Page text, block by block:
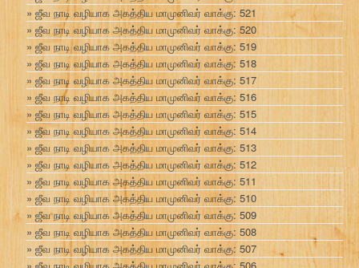
ஜீவ நாடி வழியாக அகத்திய மாமுனிவர் வாக்கு: 521
ஜீவ நாடி வழியாக அகத்திய மாமுனிவர் வாக்கு: 520
ஜீவ நாடி வழியாக அகத்திய மாமுனிவர் வாக்கு: 519
ஜீவ நாடி வழியாக அகத்திய மாமுனிவர் வாக்கு: 518
ஜீவ நாடி வழியாக அகத்திய மாமுனிவர் வாக்கு: 517
ஜீவ நாடி வழியாக அகத்திய மாமுனிவர் வாக்கு: 516
ஜீவ நாடி வழியாக அகத்திய மாமுனிவர் வாக்கு: 515
ஜீவ நாடி வழியாக அகத்திய மாமுனிவர் வாக்கு: 514
ஜீவ நாடி வழியாக அகத்திய மாமுனிவர் வாக்கு: 513
ஜீவ நாடி வழியாக அகத்திய மாமுனிவர் வாக்கு: 512
ஜீவ நாடி வழியாக அகத்திய மாமுனிவர் வாக்கு: 511
ஜீவ நாடி வழியாக அகத்திய மாமுனிவர் வாக்கு: 510
ஜீவ நாடி வழியாக அகத்திய மாமுனிவர் வாக்கு: 509
ஜீவ நாடி வழியாக அகத்திய மாமுனிவர் வாக்கு: 508
ஜீவ நாடி வழியாக அகத்திய மாமுனிவர் வாக்கு: 507